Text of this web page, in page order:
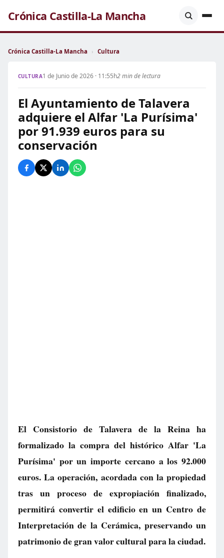
Crónica Castilla-La Mancha
Crónica Castilla-La Mancha › Cultura
CULTURA1 de Junio de 2026 · 11:55h2 min de lectura
El Ayuntamiento de Talavera
adquiere el Alfar 'La Purísima'
por 91.939 euros para su
conservación
El Consistorio de Talavera de la Reina ha
formalizado la compra del histórico Alfar 'La
Purísima' por un importe cercano a los 92.000
euros. La operación, acordada con la propiedad
tras un proceso de expropiación finalizado,
permitirá convertir el edificio en un Centro de
Interpretación de la Cerámica, preservando un
patrimonio de gran valor cultural para la ciudad.